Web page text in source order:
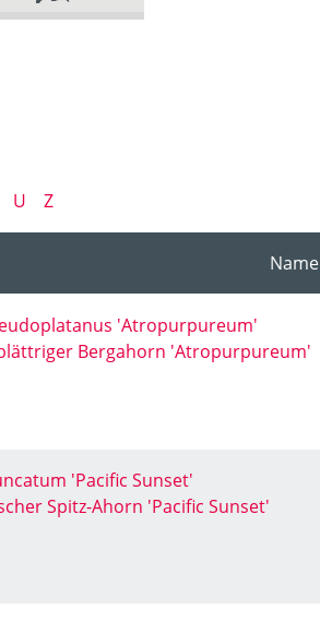
U Z
Name
'Atropurpureum'
Bergahorn 'Atropurpureum'
'Pacific Sunset'
Spitz-Ahorn 'Pacific Sunset'